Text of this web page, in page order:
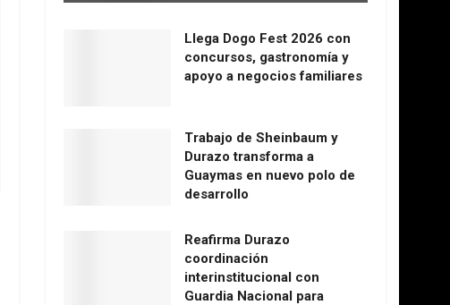
Llega Dogo Fest 2026 con
concursos, gastronomía y
apoyo a negocios familiares
Trabajo de Sheinbaum y
Durazo transforma a
Guaymas en nuevo polo de
desarrollo
Reafirma Durazo
coordinación
interinstitucional con
Guardia Nacional para